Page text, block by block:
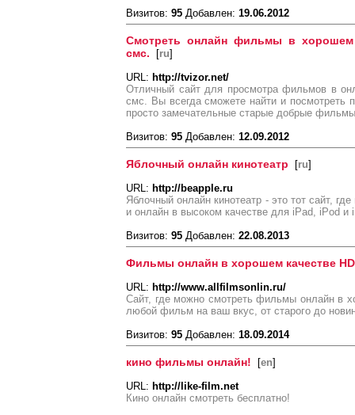
Визитов: 95 Добавлен: 19.06.2012
Смотреть онлайн фильмы в хорошем
смс. [ru]
URL: http://tvizor.net/
Отличный сайт для просмотра фильмов в
смс. Вы всегда сможете найти и посмотреть
просто замечательные старые добрые
Визитов: 95 Добавлен: 12.09.2012
Яблочный онлайн кинотеатр [ru]
URL: http://beapple.ru
Яблочный онлайн кинотеатр - это тот сайт,
и онлайн в высоком качестве для iPad, iPod и
Визитов: 95 Добавлен: 22.08.2013
Фильмы онлайн в хорошем качестве
URL: http://www.allfilmsonlin.ru/
Сайт, где можно смотреть фильмы онлайн в
любой фильм на ваш вкус, от старого до
Визитов: 95 Добавлен: 18.09.2014
кино фильмы онлайн! [en]
URL: http://like-film.net
Кино онлайн смотреть бесплатно!